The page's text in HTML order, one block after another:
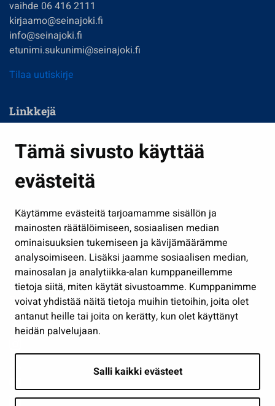
Tämä sivusto käyttää
evästeitä
Käytämme evästeitä tarjoamamme sisällön ja
mainosten räätälöimiseen, sosiaalisen median
ominaisuuksien tukemiseen ja kävijämäärämme
analysoimiseen. Lisäksi jaamme sosiaalisen median,
mainosalan ja analytiikka-alan kumppaneillemme
tietoja siitä, miten käytät sivustoamme. Kumppanimme
voivat yhdistää näitä tietoja muihin tietoihin, joita olet
antanut heille tai joita on kerätty, kun olet käyttänyt
heidän palvelujaan.
Salli kaikki evästeet
vaihde 06 416 2111
kirjaamo@seinajoki.fi
info@seinajoki.fi
etunimi.sukunimi@seinajoki.fi
Tilaa uutiskirje
Linkkejä
Kasvatus ja opetus
Kulttuuri ja liikunta
Työ ja yrittäminen
Osallistu ja asioi
Näytä omat evästeasetukseni
Seuraa meitä